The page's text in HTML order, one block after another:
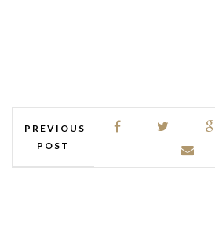
PREVIOUS
POST